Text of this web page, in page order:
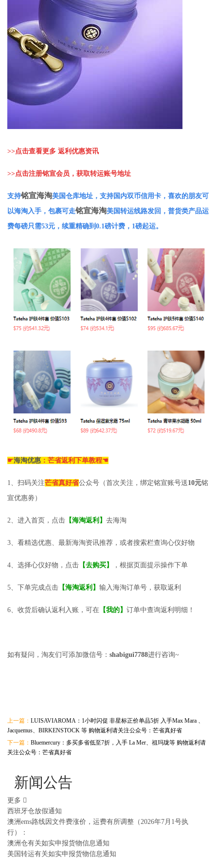
>>点击查看更多 返利优惠资讯
>>点击注册铭宣会员，获取转运账号地址
支持铭宣海淘美国仓库地址，支持国内双币信用卡，喜欢的朋友可
以海淘入手，包裹可走铭宣海淘美国转运线路发回，普货类产品运
费每磅只需53元，续重精确到0.1磅计费，1磅起运。
☛海淘优惠 ：芒省返利下单教程☚
1、扫码关注芒省真好省公众号（首次关注，绑定铭宣账号送10元铭
宣优惠劵）
2、进入首页，点击 【海淘返利】 去海淘
3、看精选优惠、最新海淘资讯推荐，或者搜索栏查询心仪好物
4、选择心仪好物，点击 【去购买】 ，根据页面提示操作下单
5、下单完成点击 【海淘返利】 输入海淘订单号，获取返利
6、收货后确认返利入账，可在 【我的】 订单中查询返利明细！
如有疑问，淘友们可添加微信号： shabigui7788进行咨询~
上一篇： LUISAVIAROMA：1小时闪促 非星标正价单品5折 入手Max Mara 、
Jacquemus、BIRKENSTOCK 等 购物返利请关注公众号：芒省真好省
下一篇： Bluemercury：多买多省低至7折，入手 La Mer、祖玛珑等 购物返利请
关注公众号：芒省真好省
新闻公告
更多
西班牙仓放假通知
澳洲ems路线因文件费涨价，运费有所调整（2026年7月1号执
行）：
澳洲仓有关如实申报货物信息通知
美国转运有关如实申报货物信息通知